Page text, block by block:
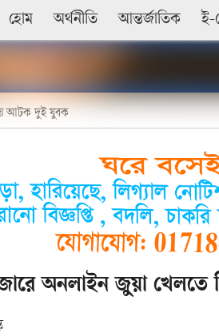
হোম অর্থনীতি আন্তর্জাতিক ই-
আটক দুই যুবক
অনলাইন জুয়া